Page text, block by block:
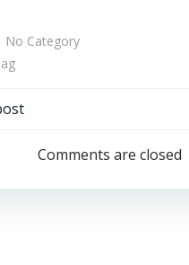
No Category
Comments are closed